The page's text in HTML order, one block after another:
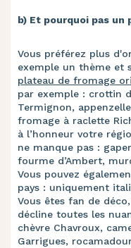
b) Et pourquoi pas un
Vous préférez plus
exemple un thème et
plateau de fromage
par exemple : crottin
Termignon,
fromage à raclette
à l’honneur votre
ne manque pas :
fourme d’Ambert,
Vous pouvez
pays : uniquement
Vous êtes fan de
décline toutes les
chèvre Chavroux,
Garrigues,